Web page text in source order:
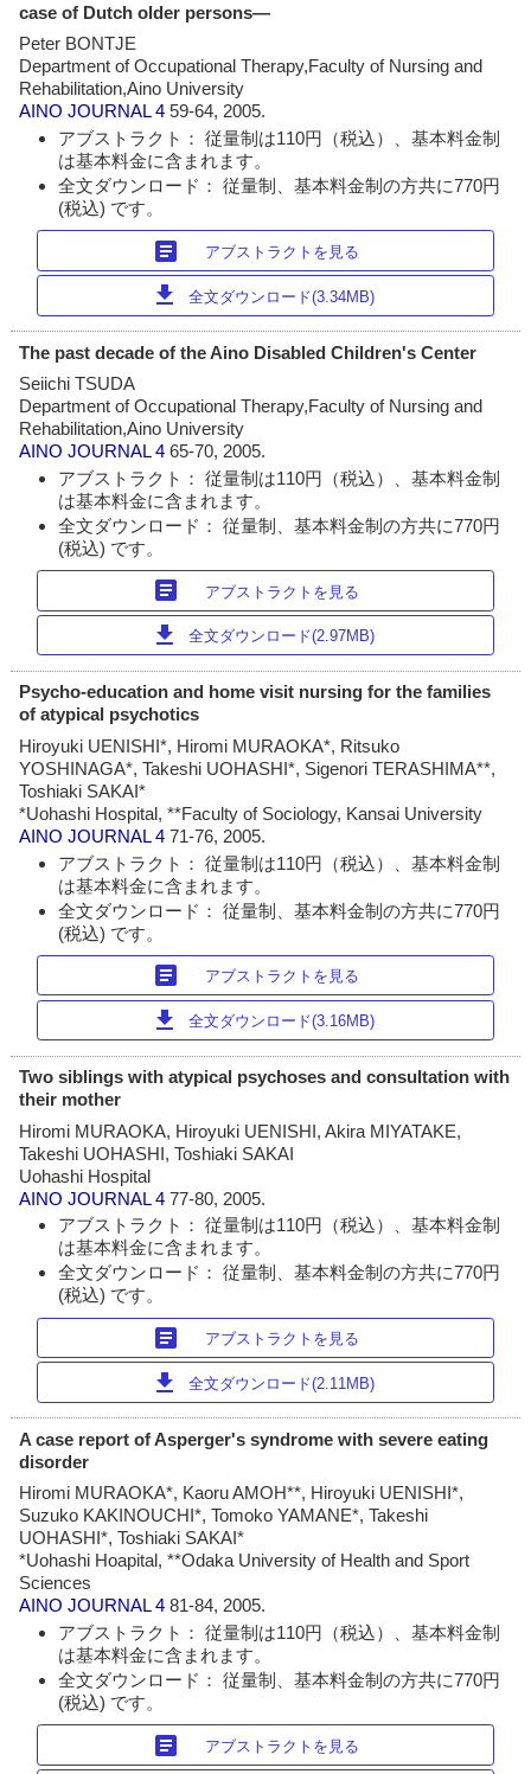
case of Dutch older persons―
Peter BONTJE
Department of Occupational Therapy,Faculty of Nursing and
Rehabilitation,Aino University
AINO JOURNAL 459-64, 2005.
アブストラクト： 従量制は110円（税込）、基本料金制
は基本料金に含まれます。
全文ダウンロード： 従量制、基本料金制の方共に770円
(税込) です。
article アブストラクトを見る
download 全文ダウンロード(3.34MB)
The past decade of the Aino Disabled Children's Center
Seiichi TSUDA
Department of Occupational Therapy,Faculty of Nursing and
Rehabilitation,Aino University
AINO JOURNAL 465-70, 2005.
アブストラクト： 従量制は110円（税込）、基本料金制
は基本料金に含まれます。
全文ダウンロード： 従量制、基本料金制の方共に770円
(税込) です。
article アブストラクトを見る
download 全文ダウンロード(2.97MB)
Psycho-education and home visit nursing for the families
of atypical psychotics
Hiroyuki UENISHI*, Hiromi MURAOKA*, Ritsuko
YOSHINAGA*, Takeshi UOHASHI*, Sigenori TERASHIMA**,
Toshiaki SAKAI*
*Uohashi Hospital, **Faculty of Sociology, Kansai University
AINO JOURNAL 471-76, 2005.
アブストラクト： 従量制は110円（税込）、基本料金制
は基本料金に含まれます。
全文ダウンロード： 従量制、基本料金制の方共に770円
(税込) です。
article アブストラクトを見る
download 全文ダウンロード(3.16MB)
Two siblings with atypical psychoses and consultation with
their mother
Hiromi MURAOKA, Hiroyuki UENISHI, Akira MIYATAKE,
Takeshi UOHASHI, Toshiaki SAKAI
Uohashi Hospital
AINO JOURNAL 477-80, 2005.
アブストラクト： 従量制は110円（税込）、基本料金制
は基本料金に含まれます。
全文ダウンロード： 従量制、基本料金制の方共に770円
(税込) です。
article アブストラクトを見る
download 全文ダウンロード(2.11MB)
A case report of Asperger's syndrome with severe eating
disorder
Hiromi MURAOKA*, Kaoru AMOH**, Hiroyuki UENISHI*,
Suzuko KAKINOUCHI*, Tomoko YAMANE*, Takeshi
UOHASHI*, Toshiaki SAKAI*
*Uohashi Hoapital, **Odaka University of Health and Sport
Sciences
AINO JOURNAL 481-84, 2005.
アブストラクト： 従量制は110円（税込）、基本料金制
は基本料金に含まれます。
全文ダウンロード： 従量制、基本料金制の方共に770円
(税込) です。
article アブストラクトを見る